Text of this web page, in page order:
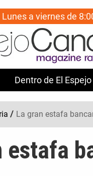
Dentro de El Espejo
Lunes a viernes de
/ La gran estafa
estafa